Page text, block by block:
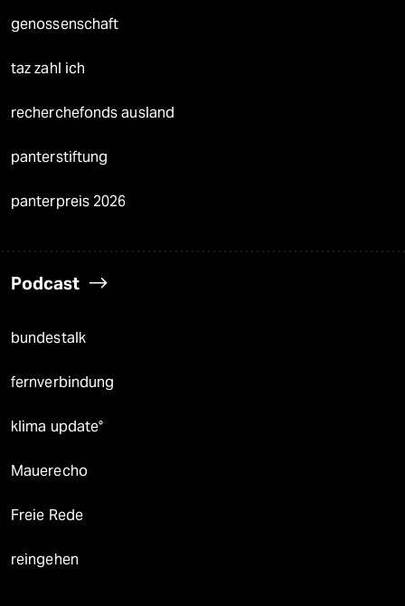
genossenschaft
taz zahl ich
recherchefonds ausland
panterstiftung
panterpreis 2026
Podcast
bundestalk
fernverbindung
klima update°
Mauerecho
Freie Rede
reingehen